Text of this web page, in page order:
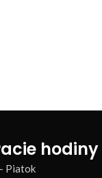
hodiny
Piatok